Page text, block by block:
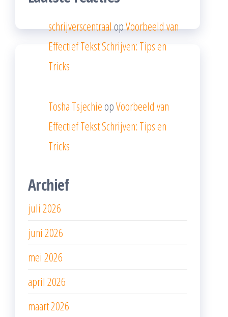
schrijverscentraalopVoorbeeld van
Effectief Tekst Schrijven: Tips en
Tricks
Tosha Tsjechie opVoorbeeld van
Effectief Tekst Schrijven: Tips en
Tricks
Archief
juli 2026
juni 2026
mei 2026
april 2026
maart 2026